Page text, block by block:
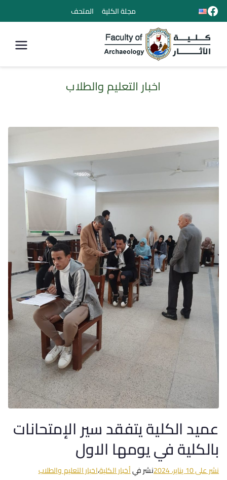
مجلة الكلية المتحف
كلية الأثار
اخبار التعليم والطلاب
عميد الكلية يتفقد سير الإمتحانات
بالكلية في يومها الاول
نشر على10 يناير، 2024 نشر فيأخبار الكلية،اخبار التعليم والطلاب